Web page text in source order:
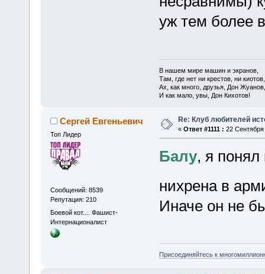
уж тем более
В нашем мире машин и экранов,
Там, где нет ни крестов, ни киотов,
Ах, как много, друзья, Дон Жуанов,
И как мало, увы, Дон Кихотов!
Сергей Евгеньевич
Топ Лидер
Сообщений: 8539
Репутация: 210
Боевой кот.... Фашист-
Интернационалист
Re: Клуб любителей
« Ответ #1111 : 22
Балу, я
нихрена в
Иначе он не
Присоединяйтесь к